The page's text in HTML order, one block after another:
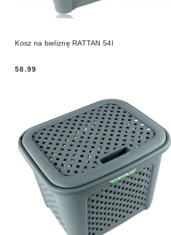
Kosz na bieliznę RATTAN 54l
Cena:
58.99
DO KOSZYKA